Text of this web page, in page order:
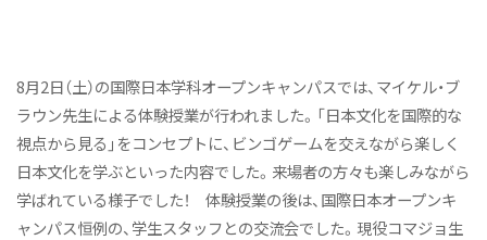
8月2日（土）の国際日本学科オープンキャンパスでは、マイケル・ブ
ラウン先生による体験授業が行われました。「日本文化を国際的な
視点から見る」をコンセプトに、ビンゴゲームを交えながら楽しく
日本文化を学ぶといった内容でした。来場者の方々も楽しみながら
学ばれている様子でした！ 体験授業の後は、国際日本オープンキ
ャンパス恒例の、学生スタッフとの交流会でした。現役コマジョ生
令和6年度（2024年度）以前入学者 人間総合学群 人間文
化学類 日本文化専攻トップへ
令和6年度（2024年度）以前入学者 人間総合学群 人間文
化学類 英語コミュニケーション専攻トップへ
ニュース&トピックス